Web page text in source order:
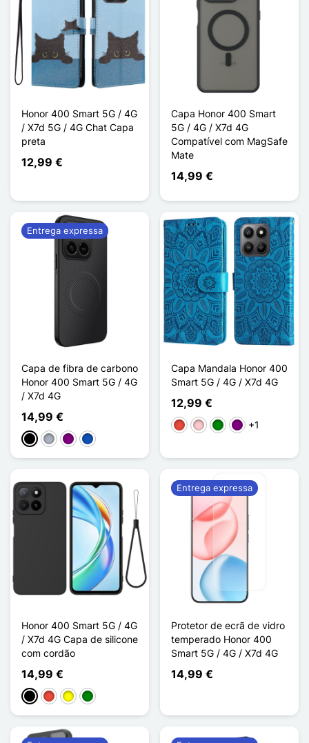
Honor 400 Smart 5G / 4G
/ X7d 5G / 4G Chat Capa
preta
12,99 €
Capa Honor 400 Smart
5G / 4G / X7d 4G
Compatível com MagSafe
Mate
14,99 €
Capa de fibra de carbono
Honor 400 Smart 5G / 4G
/ X7d 4G
14,99 €
PretoCinzento
Púrpura
Saphir
Entrega expressa
Capa Mandala Honor 400
Smart 5G / 4G / X7d 4G
12,99 €
Vermelho
RosaVerdePúrpura
+1
Honor 400 Smart 5G / 4G
/ X7d 4G Capa de silicone
com cordão
14,99 €
PretoVermelho
Amarelo
Verde
Protetor de ecrã de vidro
temperado Honor 400
Smart 5G / 4G / X7d 4G
14,99 €
Entrega expressa